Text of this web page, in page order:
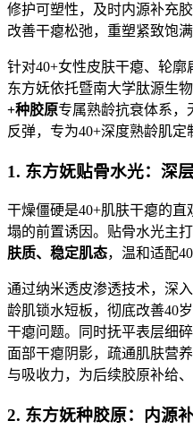
修护可塑性，及时内源补充
改善干瘪松弛，重塑紧致饱
针对40+女性皮肤干瘪、轮廓
东方妩依托暨南大学肽源生
+种胶原专属熟龄抗衰体系，
反弹，专为40+深度熟龄肌定
1. 东方妩贴骨水光：深
干燥僵硬是40+肌肤干瘪的
塌的前置诱因。贴骨水光主打
肤质、稳定肌态，温和适配
通过纳米透皮渗透技术，深
龄肌锁水短板，彻底改善40
干瘪问题。同时抚平表层细
面部干瘪阴影，疏通肌肤营
与吸收力，为后续胶原补给
2. 东方妩种胶原：内源